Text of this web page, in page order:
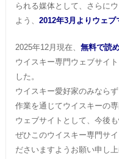
られる媒体として、さらに
よう、 2012年3月よりウェ
2025年12月現在、 無料で読
ウイスキー専門ウェブサイ
した。
ウイスキー愛好家のみなら
作業を通じてウイスキーの
ウェブサイトとして、今後
ぜひこのウイスキー専門サ
ださいますようお願い申し上